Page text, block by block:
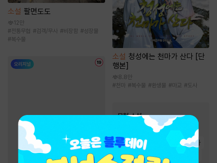
소설 팔면도도
12만
#전통무협 #검객/무사 #비장함 #성장물
#복수물
소설 청성에는 천마가 산다 [단
행본]
8.8만
#천마 #복수물 #환생물 #마교 #도사
무협 소설
인기 키워드
#통쾌함
검객/무사
#생존물 #고독함